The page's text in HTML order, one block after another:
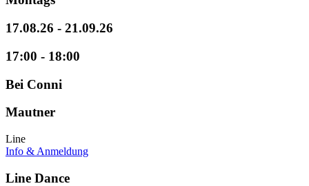
17.08.26 - 21.09.26
17:00 - 18:00
Bei Conni
Mautner
Line
Info & Anmeldung
Line Dance